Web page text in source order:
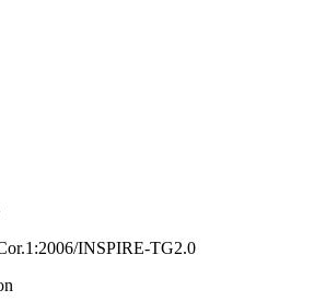
INSPIRE-TG2.0